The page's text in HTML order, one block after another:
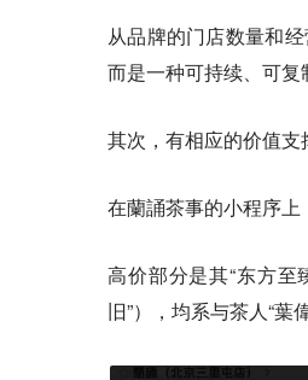
从品牌的门店数量和
而是一种可持续、可复
其次，有相应的价值
在蘭誦茶事的小程序上
高价部分是其“东方至
旧”），均系与茶人“葉